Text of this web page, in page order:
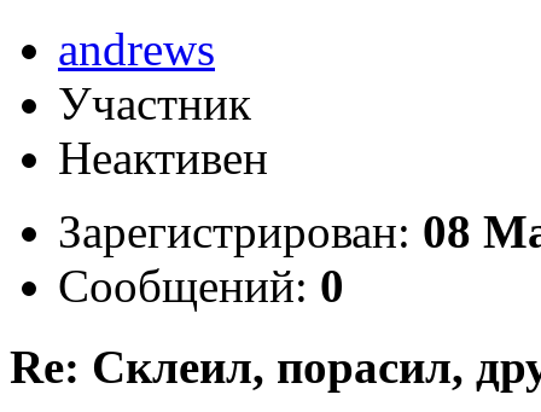
andrews
Участник
Неактивен
Зарегистрирован: 08
Сообщений: 0
Re: Склеил, порасил,